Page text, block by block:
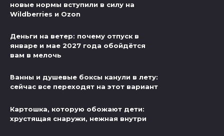
новые нормы вступили в силу на
Wildberries и Ozon
Деньги на ветер: почему отпуск в
январе и мае 2027 года обойдётся
вам в мелочь
Ванны и душевые боксы канули в лету:
сейчас все переходят на этот вариант
Картошка, которую обожают дети:
хрустящая снаружи, нежная внутри